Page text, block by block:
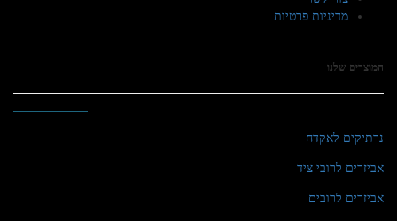
מדיניות פרטיות
המוצרים שלנו
נרתיקים לאקדח
אביזרים לרובי ציד
אביזרים לרובים